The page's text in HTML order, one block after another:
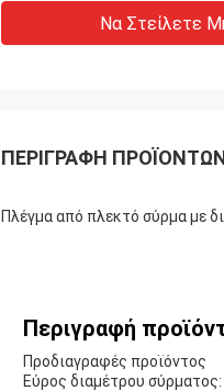
Να Στείλετε
ΠΕΡΙΓΡΑΦΉ
Πλέγμα από πλεκτό σύρμα με
Περιγραφή
Προδιαγραφές προϊόντος
Εύρος διαμέτρου